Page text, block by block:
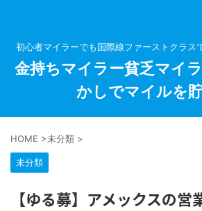
初心者マイラーでも国際線ファーストクラス
金持ちマイラー貧乏マイ
かしでマイルを
HOME >未分類 >
未分類
【ゆる募】アメックスの営